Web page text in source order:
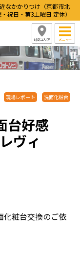
なかかりつけ（京都市北
祝日・第3土曜日 定休）
現場レポート 洗面化粧台
台好感
ヴィ
化粧台交換のご依